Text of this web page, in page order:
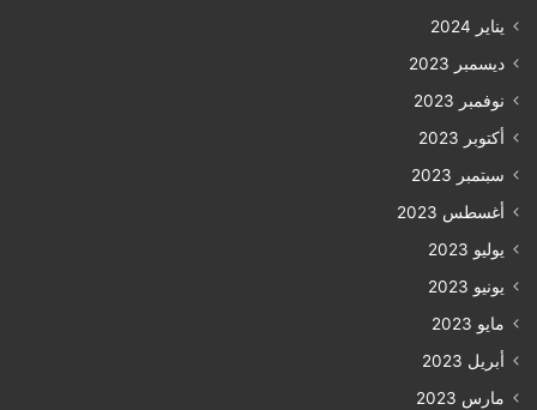
يناير 2024
ديسمبر 2023
نوفمبر 2023
أكتوبر 2023
سبتمبر 2023
أغسطس 2023
يوليو 2023
يونيو 2023
مايو 2023
أبريل 2023
مارس 2023